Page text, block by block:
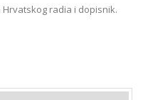
radia i dopisnik.